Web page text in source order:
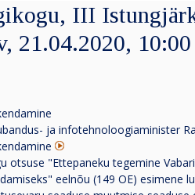
III
21.04.2020, 10:00
ja infotehnoloogiaminister
otsuse "Ettepaneku tegemine
eelnõu (149 OE) esimene